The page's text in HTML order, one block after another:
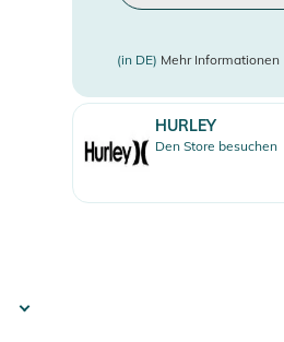
(in DE) Mehr Informationen
HURLEY
Den Store besuchen